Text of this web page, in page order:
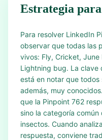
Estrategia
Para resolver LinkedIn
observar que todas las
vivos: Fly, Cricket,
Lightning bug. La clave
está en notar que
además, muy
que la Pinpoint 762
sino la categoría
insectos. Cuando
respuesta, conviene